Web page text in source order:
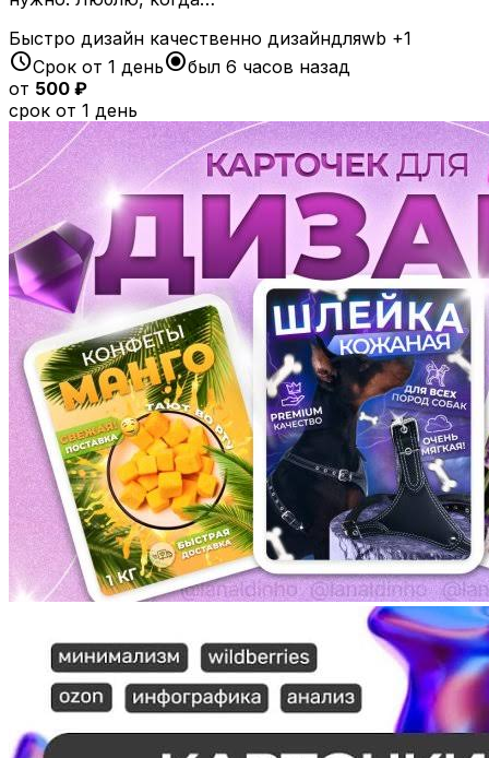
Быстро дизайн качественно дизайндляwb +1
scheduleСрок от 1 деньradio_button_checkedбыл 6 часов назад
от 500 ₽
срок от 1 день